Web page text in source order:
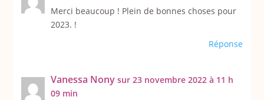
Merci beaucoup ! Plein de bonnes choses pour
2023. !
Réponse
Vanessa Nony sur 23 novembre 2022 à 11 h
09 min